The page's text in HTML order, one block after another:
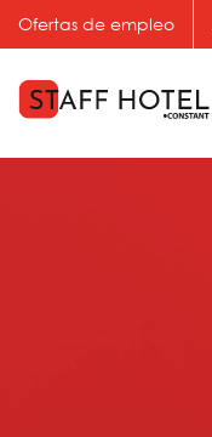
Ofertas de empleo